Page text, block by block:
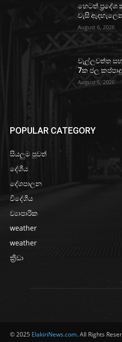
හෙටත් ප්‍රදේශ
වැසි
August 6, 2026
වැල්ලවත්ත සහ
7ක ජල
August 6, 2026
POPULAR CATEGORY
සියලුම පුවත්
දේශීය
දේශපාලන
විදේශීය
ව්‍යාපාරික
weather
weather
ක්‍රීඩා
© 2025 ElakiriNews.com. All Rights